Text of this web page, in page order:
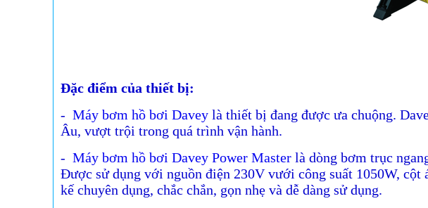
Đặc điểm của thiết bị:
- Máy bơm hồ bơi Daveylà thiết bị đang được ưa chuộng.
Âu, vượt trội trong quá trình vận hành.
- Máy bơm hồ bơi Davey Power Masterlà dòng bơm trục
Được sử dụng với nguồn điện 230V vưới công suất 1050W,
kế chuyên dụng, chắc chắn, gọn nhẹ và dễ dàng sử dụng.